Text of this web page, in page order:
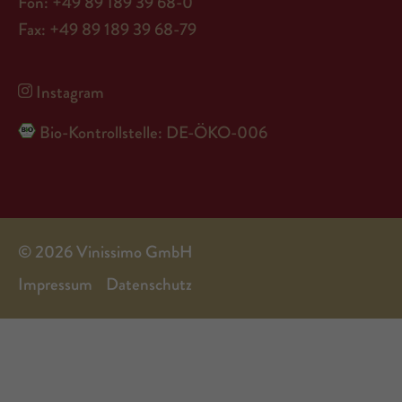
Fax: +49 89 189 39 68-79
Instagram
Bio-Kontrollstelle: DE-ÖKO-006
© 2026 Vinissimo GmbH
Impressum
Datenschutz